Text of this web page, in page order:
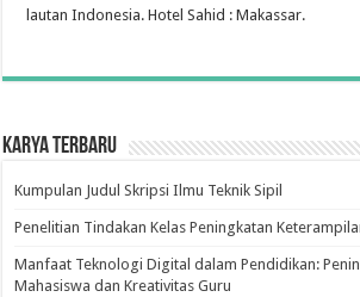
lautan Indonesia. Hotel Sahid : Makassar.
Karya Terbaru
Kumpulan Judul Skripsi Ilmu Teknik Sipil
Penelitian Tindakan Kelas Peningkatan
Manfaat Teknologi Digital dalam Pendidikan:
Mahasiswa dan Kreativitas Guru